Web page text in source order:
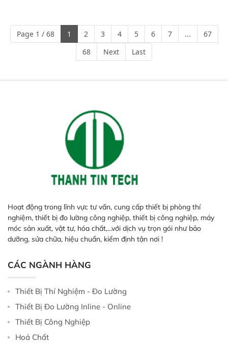
ngành công nghiệp khác nhau. 
Độ nhạy cao: Trang bị đầu dò
InGaAs độ nhạy cao, cung cấp
phản hồi phổ tuyến tính đầy đủ,
đảm bảo độ chính xác và khả
Page 1 / 68 1 2 3 4 5 6 7 ...
67
68
Next Last
Hoạt động trong lĩnh vực tư vấn, cung cấp thiết bị phòng thí
nghiệm, thiết bị đo lường công nghiệp, thiết bị công nghiệp, máy
móc sản xuất, vật tư, hóa chất,...với dịch vụ trọn gói như bảo
dưỡng, sửa chữa, hiệu chuẩn, kiểm định tận nơi !
CÁC NGÀNH HÀNG
Thiết Bị Thí Nghiệm - Đo Lường
Thiết Bị Đo Lường Inline - Online
Thiết Bị Công Nghiệp
Hoá Chất